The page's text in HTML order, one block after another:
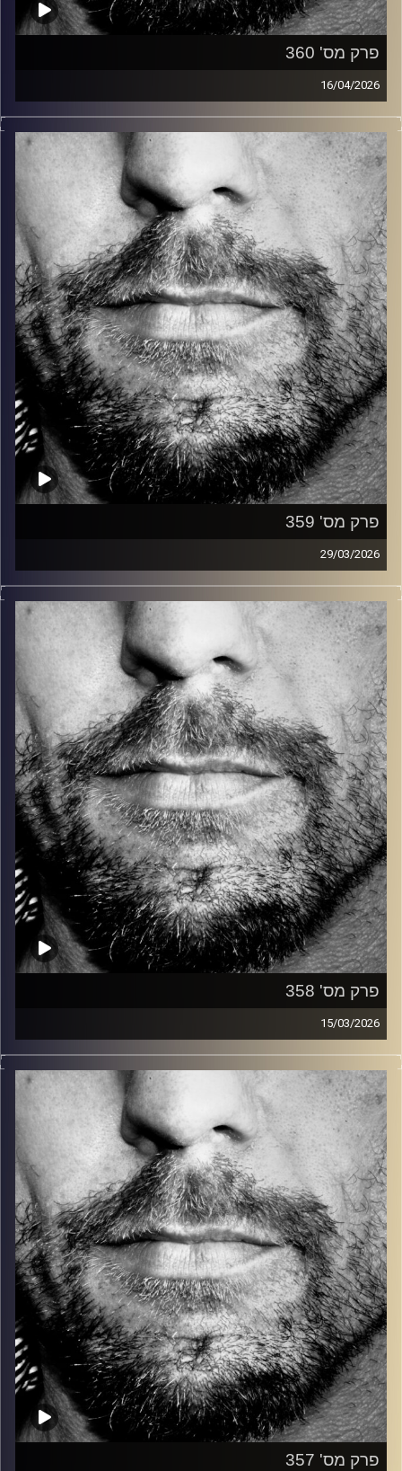
פרק מס' 360
16/04/2026
זיפים, מוזיקה מחוספסת של הופעות חיות. הרבה ג'אם, רוק,
בלוז, bluegrass, ג'אז, Fאנק, פרוגרסיב ואפילו אלקטרוניקה.
כל מה שחי, אמיתי ונושם.
עם שמוליק רגב.
קרדיט תמונות: David Goehring
פרק מס' 359
29/03/2026
זיפים, מוזיקה מחוספסת של הופעות חיות. הרבה ג'אם, רוק,
בלוז, bluegrass, ג'אז, Fאנק, פרוגרסיב ואפילו אלקטרוניקה.
כל מה שחי, אמיתי ונושם.
עם שמוליק רגב.
קרדיט תמונות: David Goehring
פרק מס' 358
15/03/2026
זיפים, מוזיקה מחוספסת של הופעות חיות. הרבה ג'אם, רוק,
בלוז, bluegrass, ג'אז, Fאנק, פרוגרסיב ואפילו אלקטרוניקה.
כל מה שחי, אמיתי ונושם.
עם שמוליק רגב.
קרדיט תמונות: David Goehring
פרק מס' 357